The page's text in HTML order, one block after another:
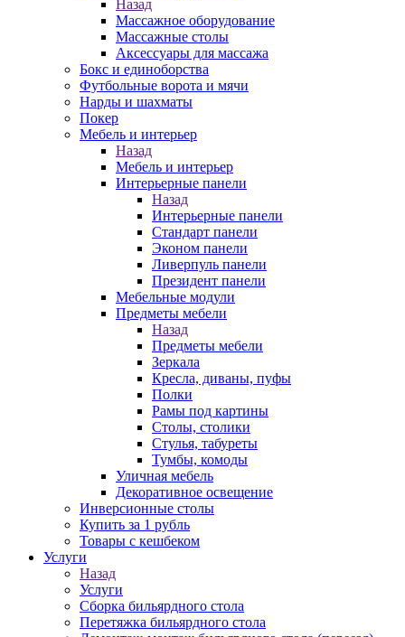
Назад
Массажное оборудование
Массажные столы
Аксессуары для массажа
Бокс и единоборства
Футбольные ворота и мячи
Нарды и шахматы
Покер
Мебель и интерьер
Назад
Мебель и интерьер
Интерьерные панели
Назад
Интерьерные панели
Стандарт панели
Эконом панели
Ливерпуль панели
Президент панели
Мебельные модули
Предметы мебели
Назад
Предметы мебели
Зеркала
Кресла, диваны, пуфы
Полки
Рамы под картины
Столы, столики
Стулья, табуреты
Тумбы, комоды
Уличная мебель
Декоративное освещение
Инверсионные столы
Купить за 1 рубль
Товары с кешбеком
Услуги
Назад
Услуги
Сборка бильярдного стола
Перетяжка бильярдного стола